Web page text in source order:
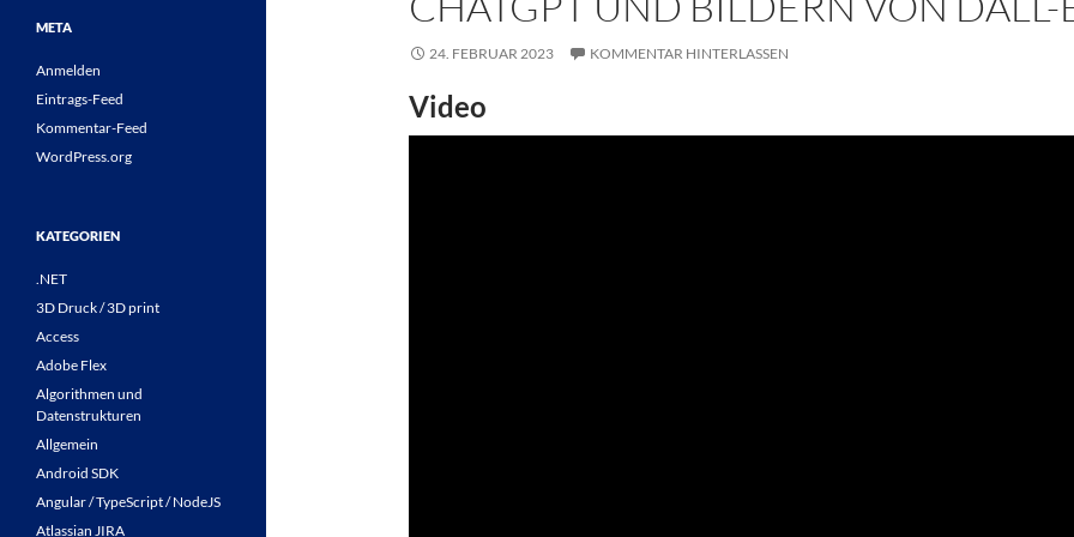
24. FEBRUAR 2023 KOMMENTAR HINTERLASSEN
Video
META
Anmelden
Eintrags-Feed
Kommentar-Feed
WordPress.org
KATEGORIEN
.NET
3D Druck / 3D print
Access
Adobe Flex
Algorithmen und
Datenstrukturen
Allgemein
Android SDK
Angular / TypeScript / NodeJS
Atlassian JIRA